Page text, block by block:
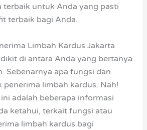
terbaik untuk Anda yang pasti
terbaik bagi Anda.
Limbah Kardus Jakarta
di antara Anda yang bertanya
Sebenarnya apa fungsi dan
penerima limbah kardus. Nah!
adalah beberapa informasi
ketahui, terkait fungsi atau
limbah kardus bagi